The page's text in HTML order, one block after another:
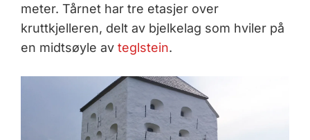
meter. Tårnet har tre etasjer over
kruttkjelleren, delt av bjelkelag som hviler på
en midtsøyle av teglstein.